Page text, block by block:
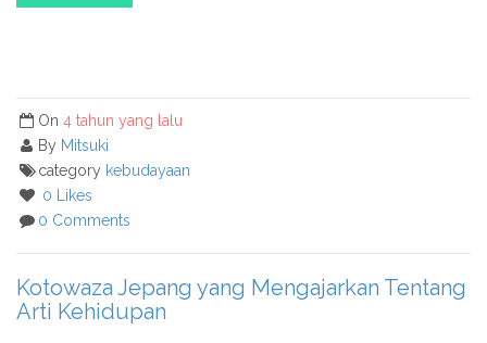
On 4 tahun yang lalu
By Mitsuki
category kebudayaan
0 Likes
0 Comments
Kotowaza Jepang yang Mengajarkan Tentang
Arti Kehidupan